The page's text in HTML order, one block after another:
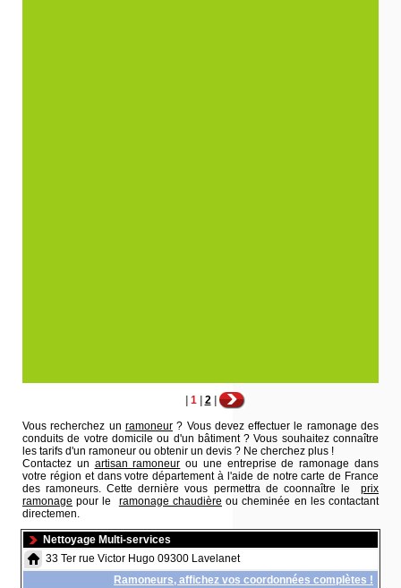
1| 2|
Vous recherchez un ramoneur? Vous devez effectuer le ramonage des
conduits de votre domicile ou d'un bâtiment ? Vous souhaitez connaître
les tarifs d'un ramoneur ou obtenir un devis ? Ne cherchez plus !
Contactez un artisan ramoneur ou une entreprise de ramonage dans
votre région et dans votre département à l'aide de notre carte de France
des ramoneurs. Cette dernière vous permettra de coonnaître le prix
ramonage pour le ramonage chaudière ou cheminée en les contactant
directemen.
Nettoyage Multi-services
33 Ter rue Victor Hugo 09300 Lavelanet
Ramoneurs, affichez vos coordonnées complètes !